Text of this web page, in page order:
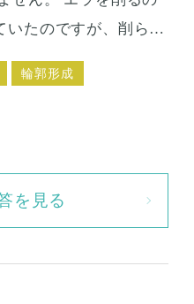
いたのですが、削らな
？ また、顎を小さく
顎周りの皮膚がたる
心配です。 顎を削っ
すか？
輪郭形成
を見る